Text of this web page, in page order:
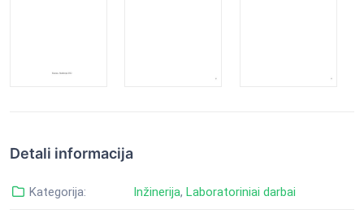
Detali informacija
Kategorija: Inžinerija, Laboratoriniai darbai